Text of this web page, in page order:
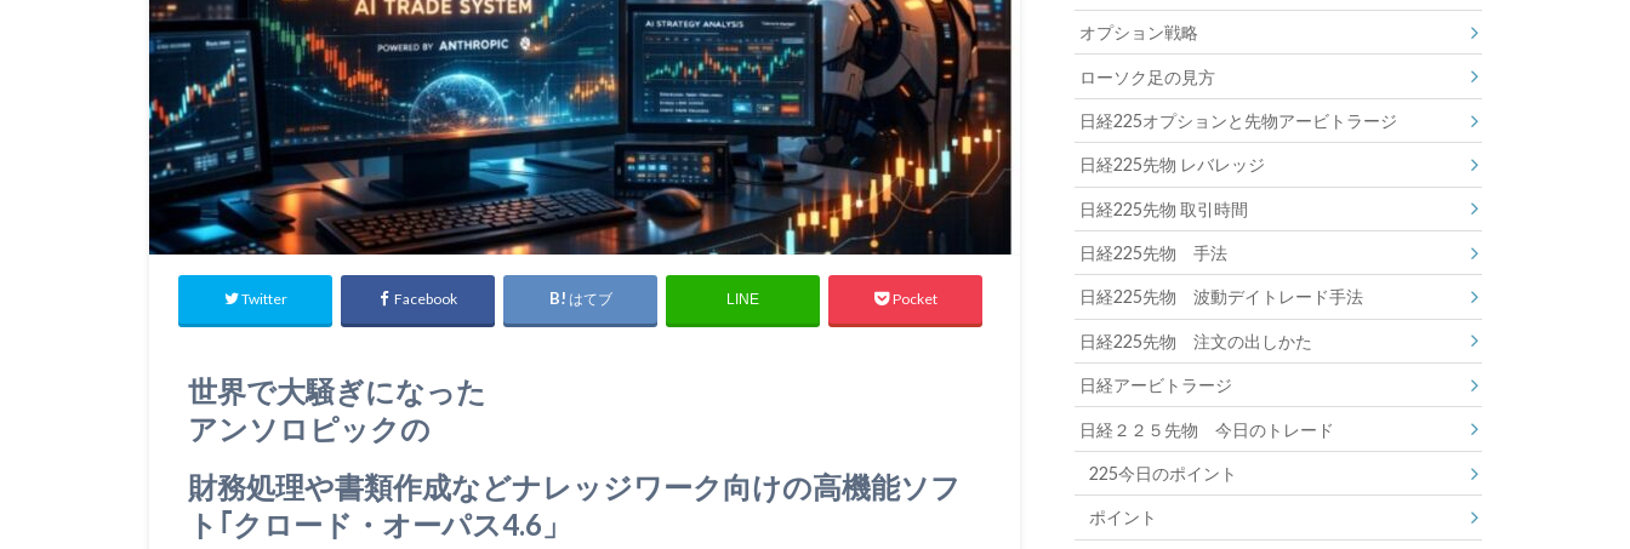
Twitter Facebook はてブ LINE Pocket
世界で大騒ぎになった
アンソロピックの
財務処理や書類作成などナレッジワーク向けの高機能ソフ
ト｢クロード・オーパス4.6」
オプション戦略
ローソク足の見方
日経225オプションと先物アービトラージ
日経225先物 レバレッジ
日経225先物 取引時間
日経225先物 手法
日経225先物 波動デイトレード手法
日経225先物 注文の出しかた
日経アービトラージ
日経２２５先物 今日のトレード
225今日のポイント
ポイント